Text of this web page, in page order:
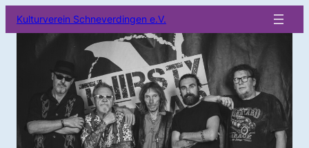
Kulturverein Schneverdingen e.V.